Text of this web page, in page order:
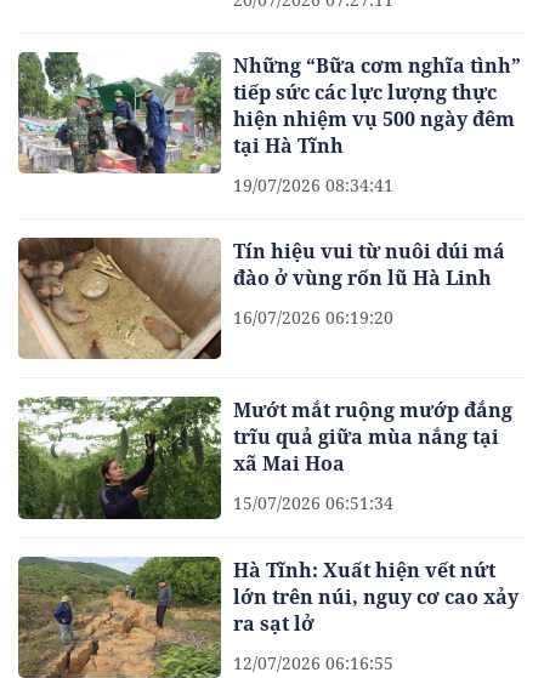
Những “Bữa cơm nghĩa tình”
tiếp sức các lực lượng thực
hiện nhiệm vụ 500 ngày đêm
tại Hà Tĩnh
19/07/2026 08:34:41
Tín hiệu vui từ nuôi dúi má
đào ở vùng rốn lũ Hà Linh
16/07/2026 06:19:20
Mướt mắt ruộng mướp đắng
trĩu quả giữa mùa nắng tại
xã Mai Hoa
15/07/2026 06:51:34
Hà Tĩnh: Xuất hiện vết nứt
lớn trên núi, nguy cơ cao xảy
ra sạt lở
12/07/2026 06:16:55